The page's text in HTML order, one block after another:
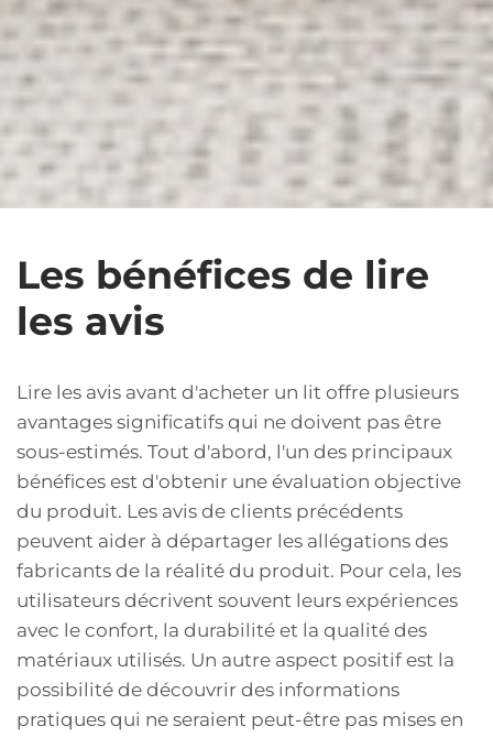
Les bénéfices de lire
les avis
Lire les avis avant d'acheter un lit offre plusieurs
avantages significatifs qui ne doivent pas être
sous-estimés. Tout d'abord, l'un des principaux
bénéfices est d'obtenir une évaluation objective
du produit. Les avis de clients précédents
peuvent aider à départager les allégations des
fabricants de la réalité du produit. Pour cela, les
utilisateurs décrivent souvent leurs expériences
avec le confort, la durabilité et la qualité des
matériaux utilisés. Un autre aspect positif est la
possibilité de découvrir des informations
pratiques qui ne seraient peut-être pas mises en